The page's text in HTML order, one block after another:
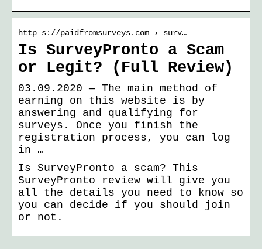
http s://paidfromsurveys.com › surv…
Is SurveyPronto a Scam
or Legit? (Full Review)
03.09.2020 — The main method of
earning on this website is by
answering and qualifying for
surveys. Once you finish the
registration process, you can log
in …
Is SurveyPronto a scam? This
SurveyPronto review will give you
all the details you need to know so
you can decide if you should join
or not.